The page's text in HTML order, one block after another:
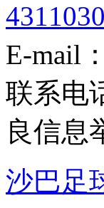
E-mail
联系电
良信息
沙巴足